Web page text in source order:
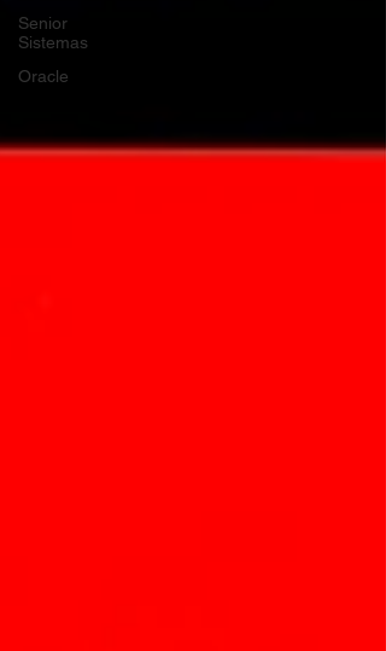
Senior
Sistemas
Oracle